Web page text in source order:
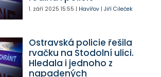
1. září 2025 15:55 | Havířov| Jiří Cileček
Ostravská policie řešila
rvačku na Stodolní ulici.
Hledala i jednoho z
napadených